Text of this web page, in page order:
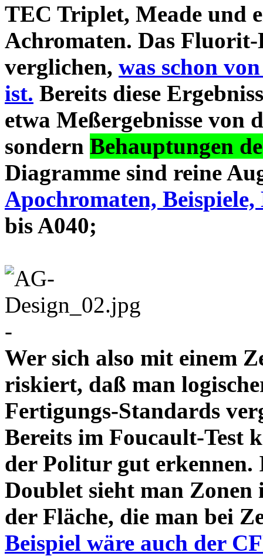
TEC Triplet, Meade und
Achromaten. Das
verglichen, was schon
ist. Bereits diese
etwa Meßergebnisse von
sondern Behauptungen
Diagramme sind reine
Apochromaten, Beispiele,
bis A040;
-
Wer sich also mit einem
riskiert, daß man
Fertigungs-Standards
Bereits im Foucault-Test
der Politur gut
Doublet sieht man Zonen
der Fläche, die man bei
Beispiel wäre auch der